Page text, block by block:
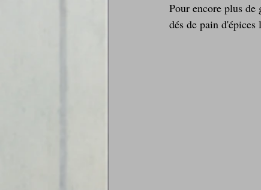
Pour encore plus de
dés de pain d'épices